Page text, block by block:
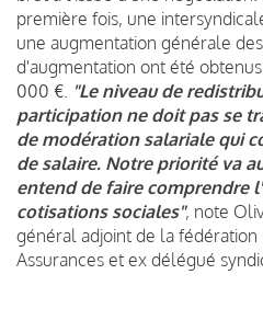
première fois, une
une augmentation générale
d'augmentation ont été
000 €. "Le niveau de
participation ne doit pas se
de modération salariale qui
de salaire. Notre priorité va
entend de faire comprendre
cotisations sociales", note
général adjoint de la fédération
Assurances et ex délégué